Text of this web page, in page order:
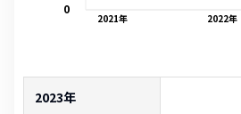
2021年 2022年
0
2023年